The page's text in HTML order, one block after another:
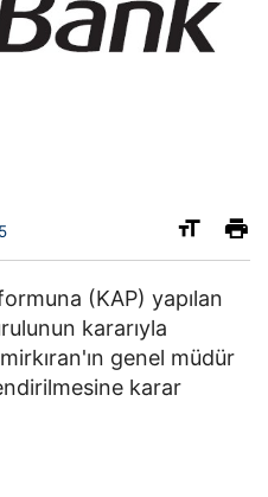
(KAP) yapılan
kararıyla
genel müdür
karar